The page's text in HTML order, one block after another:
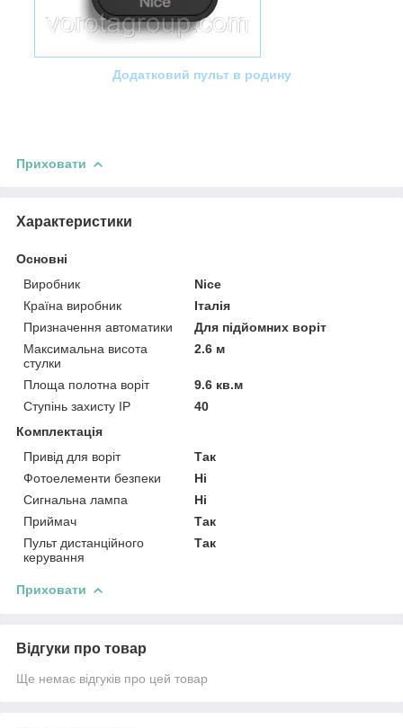
Додатковий пульт в родину
Приховати
Характеристики
Основні
Виробник
Nice
Країна виробник
Італія
Призначення автоматики
Для підйомних воріт
Максимальна висота
стулки
2.6 м
Площа полотна воріт
9.6 кв.м
Ступінь захисту IP
40
Комплектація
Привід для воріт
Так
Фотоелементи безпеки
Ні
Сигнальна лампа
Ні
Приймач
Так
Пульт дистанційного
керування
Так
Приховати
Відгуки про товар
Ще немає відгуків про цей товар